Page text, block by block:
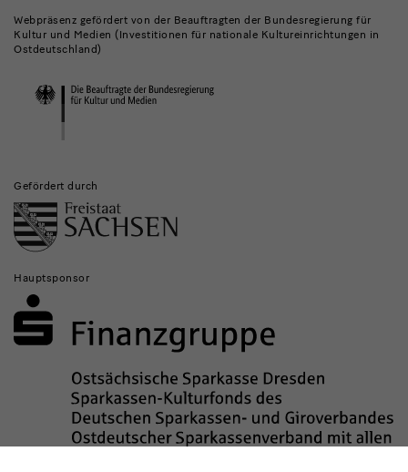
Museen
und
Institutionen
Webpräsenz gefördert von der Beauftragten der Bundesregierung für
Kultur und Medien (Investitionen für nationale Kultureinrichtungen in
Ostdeutschland)
Gefördert durch
Hauptsponsor